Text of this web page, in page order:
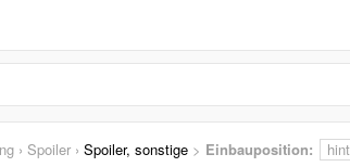
› Spoiler › Spoiler, sonstige > Einbauposition: